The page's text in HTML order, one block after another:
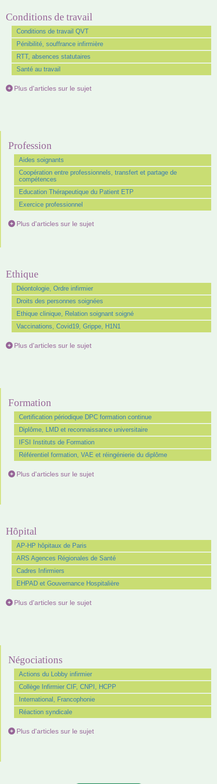
Conditions de travail
Conditions de travail QVT
Pénibilité, souffrance infirmière
RTT, absences statutaires
Santé au travail
Plus d'articles sur le sujet
Profession
Aides soignants
Coopération entre professionnels, transfert et partage de
compétences
Education Thérapeutique du Patient ETP
Exercice professionnel
Plus d'articles sur le sujet
Ethique
Déontologie, Ordre infirmier
Droits des personnes soignées
Ethique clinique, Relation soignant soigné
Vaccinations, Covid19, Grippe, H1N1
Plus d'articles sur le sujet
Formation
Certification périodique DPC formation continue
Diplôme, LMD et reconnaissance universitaire
IFSI Instituts de Formation
Référentiel formation, VAE et réingénierie du diplôme
Plus d'articles sur le sujet
Hôpital
AP-HP hôpitaux de Paris
ARS Agences Régionales de Santé
Cadres Infirmiers
EHPAD et Gouvernance Hospitalière
Plus d'articles sur le sujet
Négociations
Actions du Lobby infirmier
Collège Infirmier CIF, CNPI, HCPP
International, Francophonie
Réaction syndicale
Plus d'articles sur le sujet